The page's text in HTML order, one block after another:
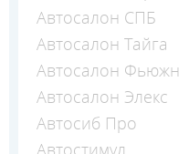
Автосалон СПБ
Автосалон Тайга
Автосалон Фьюжн
Автосалон Элекс
Автосиб Про
Автостимул